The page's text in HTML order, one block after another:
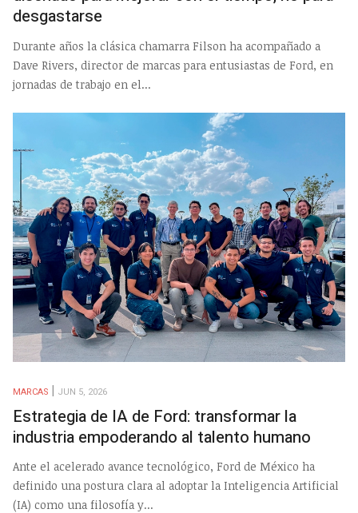
desgastarse
Durante años la clásica chamarra Filson ha acompañado a
Dave Rivers, director de marcas para entusiastas de Ford, en
jornadas de trabajo en el...
MARCAS JUN 5, 2026
Estrategia de IA de Ford: transformar la
industria empoderando al talento humano
Ante el acelerado avance tecnológico, Ford de México ha
definido una postura clara al adoptar la Inteligencia Artificial
(IA) como una filosofía y...